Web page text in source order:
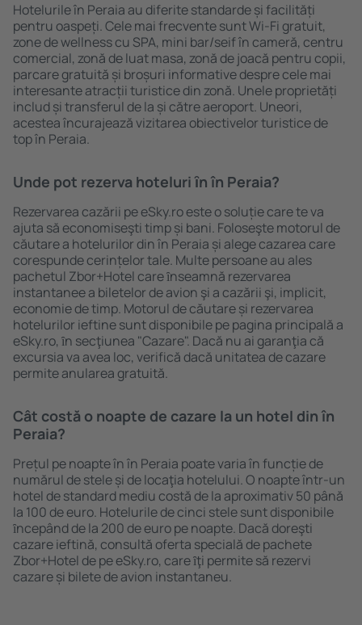
Hotelurile în Peraia au diferite standarde și facilități
pentru oaspeți. Cele mai frecvente sunt Wi-Fi gratuit,
zone de wellness cu SPA, mini bar/seif în cameră, centru
comercial, zonă de luat masa, zonă de joacă pentru copii,
parcare gratuită și broșuri informative despre cele mai
interesante atracții turistice din zonă. Unele proprietăți
includ și transferul de la și către aeroport. Uneori,
acestea încurajează vizitarea obiectivelor turistice de
top în Peraia.
Unde pot rezerva hoteluri ȋn în Peraia?
Rezervarea cazării pe eSky.ro este o soluție care te va
ajuta să economiseşti timp și bani. Foloseşte motorul de
căutare a hotelurilor din în Peraia și alege cazarea care
corespunde cerințelor tale. Multe persoane au ales
pachetul Zbor+Hotel care ȋnseamnă rezervarea
instantanee a biletelor de avion şi a cazării şi, implicit,
economie de timp. Motorul de căutare și rezervarea
hotelurilor ieftine sunt disponibile pe pagina principală a
eSky.ro, ȋn secţiunea "Cazare". Dacă nu ai garanţia că
excursia va avea loc, verifică dacă unitatea de cazare
permite anularea gratuită.
Cât costă o noapte de cazare la un hotel din în
Peraia?
Prețul pe noapte în în Peraia poate varia în funcție de
numărul de stele și de locaţia hotelului. O noapte într-un
hotel de standard mediu costă de la aproximativ 50 până
la 100 de euro. Hotelurile de cinci stele sunt disponibile
ȋncepând de la 200 de euro pe noapte. Dacă doreşti
cazare ieftină, consultă oferta specială de pachete
Zbor+Hotel de pe eSky.ro, care ȋţi permite să rezervi
cazare și bilete de avion instantaneu.